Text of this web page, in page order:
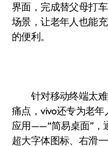
界面，完成替父母打
场景，让老年人也能
的便利。
针对移动终端太难
痛点，vivo还专为老
应用——“简易桌面”，
超大字体图标、右滑